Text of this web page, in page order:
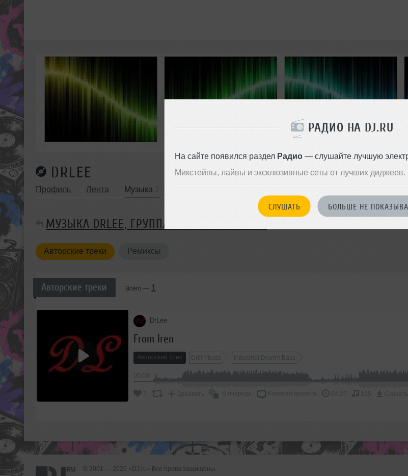
РАДИО НА DJ.RU
На сайте появился раздел Радио— слушайте лучшую
Микстейпы, лайвы и эксклюзивные сеты от лучших диджеев.
СЛУШАТЬ БОЛЬШЕ НЕ
DRLEE
Профиль Лента Музыка
МУЗЫКА DRLEE, ГРУППА АВТОРСКИЕ ТРЕКИ
Авторские треки Ремиксы
Авторские треки Всего — 1
DrLee
From Iren
Авторский трек Drill'n'bass Industrial Drum'n'Bass
7 Добавить В очередь Комментировать 04:27 135 Скачать
© 2001 — 2026 «DJ.ru» Все права защищены.